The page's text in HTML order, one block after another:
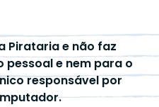
Pirataria e não faz
pessoal e nem para o
responsável por